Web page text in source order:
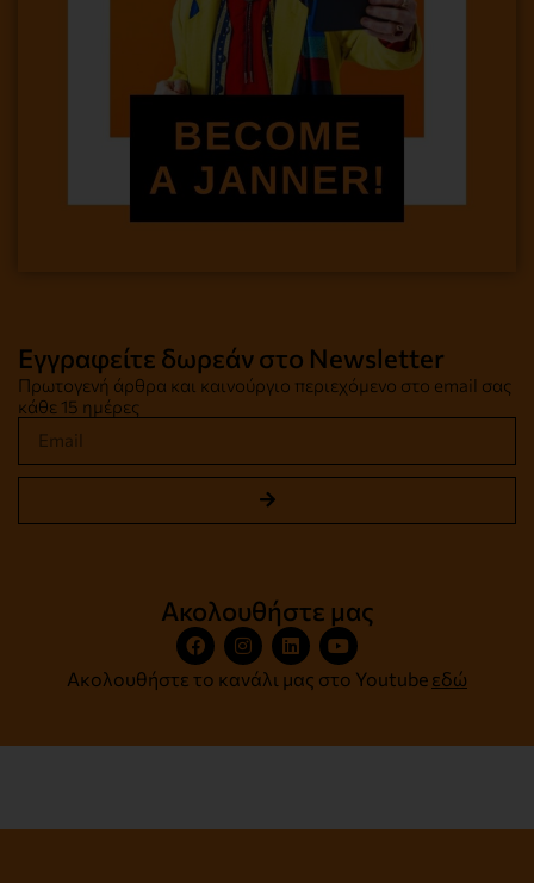
Εγγραφείτε δωρεάν στο Newsletter
Πρωτογενή άρθρα και καινούργιο περιεχόμενο στο email σας
κάθε 15 ημέρες
Ακολουθήστε μας
Ακολουθήστε το κανάλι μας στο Youtube εδώ